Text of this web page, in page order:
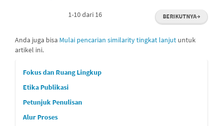
1-10 dari 16 BERIKUTNYA→
Anda juga bisa Mulai pencarian similarity tingkat lanjut untuk
artikel ini.
custommenu
Fokus dan Ruang Lingkup
Etika Publikasi
Petunjuk Penulisan
Alur Proses